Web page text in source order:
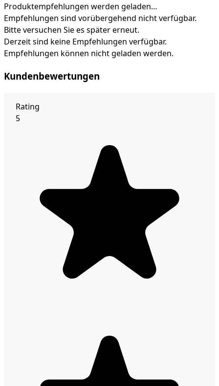
Produktempfehlungen werden geladen…
Empfehlungen sind vorübergehend nicht verfügbar.
Bitte versuchen Sie es später erneut.
Derzeit sind keine Empfehlungen verfügbar.
Empfehlungen können nicht geladen werden.
Kundenbewertungen
Rating
5